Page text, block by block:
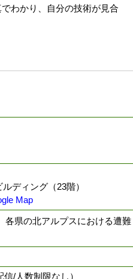
わかり、自分の技術が見合
ディング（23階）
Map
各県の北アルプスにおける遭難
/人数制限なし）